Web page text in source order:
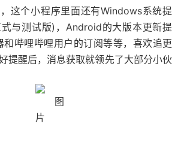
这个小程序里面还有Windows系统提
与测试版)，Android的大版本更新提
和哔哩哔哩用户的订阅等等，喜欢追更
提醒后，消息获取就领先了大部分小伙